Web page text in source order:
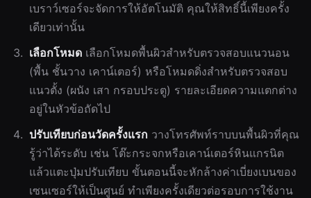
เบราว์เซอร์จะจัดการให้อัตโนมัติ คุณให้สิทธิ์นี้เพียงครั้ง
เดียวเท่านั้น
เลือกโหมด เลือกโหมดพื้นผิวสำหรับตรวจสอบแนวนอน
(พื้น ชั้นวาง เคาน์เตอร์) หรือโหมดดิ่งสำหรับตรวจสอบ
แนวตั้ง (ผนัง เสา กรอบประตู) รายละเอียดความแตกต่าง
อยู่ในหัวข้อถัดไป
ปรับเทียบก่อนวัดครั้งแรก วางโทรศัพท์ราบบนพื้นผิวที่คุณ
รู้ว่าได้ระดับ เช่น โต๊ะกระจกหรือเคาน์เตอร์หินแกรนิต
แล้วแตะปุ่มปรับเทียบ ขั้นตอนนี้จะหักล้างค่าเบี่ยงเบนของ
เซนเซอร์ให้เป็นศูนย์ ทำเพียงครั้งเดียวต่อรอบการใช้งาน